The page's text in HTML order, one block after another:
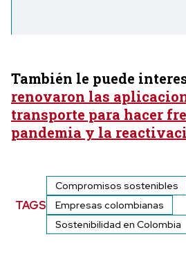
También le puede
renovaron las
transporte para hacer
pandemia y la
TAGS
Compromisos sostenibles
Empresas colombianas
Sostenibilidad en Colombia